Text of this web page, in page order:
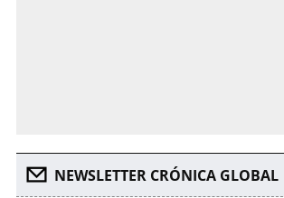
NEWSLETTER CRÓNICA GLOBAL